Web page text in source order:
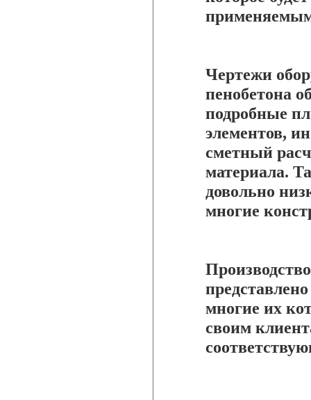
применяемым
Чертежи
пенобетона
подробные
элементов,
сметный
материала.
довольно
многие
многие их
своим